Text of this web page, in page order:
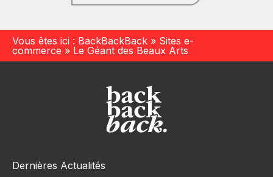
Vous êtes ici : BackBackBack » Sites e-
commerce » Le Géant des Beaux Arts
Dernières Actualités